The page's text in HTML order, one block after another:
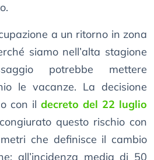
a un ritorno in zona
siamo nell’alta stagione
potrebbe mettere
le vacanze. La decisione
con il decreto del 22 luglio
questo rischio con
che definisce il cambio
all’incidenza media di 50